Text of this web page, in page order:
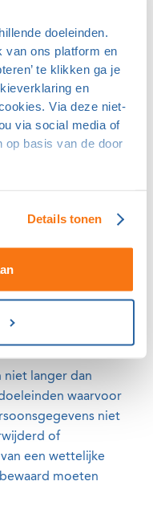
doeleinden.
van ons platform en
te klikken ga je
en
Via deze niet-
via social media of
op basis van de door
Details tonen
deelt de
de Talentacademie
persoonsgegevens
gebruiken
Talentacademies
de NGF
voor de
en zijn
goed te
nooit aan derden.
niet langer dan
waarvoor
niet
of
een wettelijke
moeten